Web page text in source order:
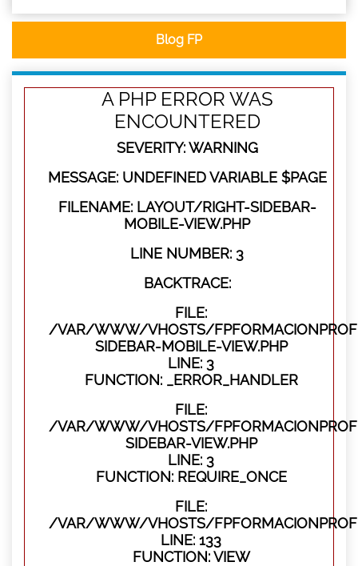
Blog FP
A PHP ERROR WAS
ENCOUNTERED
SEVERITY: WARNING
MESSAGE: UNDEFINED VARIABLE $PAGE
FILENAME: LAYOUT/RIGHT-SIDEBAR-
MOBILE-VIEW.PHP
LINE NUMBER: 3
BACKTRACE:
FILE:
/VAR/WWW/VHOSTS/
SIDEBAR-MOBILE-VIEW.PHP
LINE: 3
FUNCTION: _ERROR_HANDLER
FILE:
/VAR/WWW/VHOSTS/
SIDEBAR-VIEW.PHP
LINE: 3
FUNCTION: REQUIRE_ONCE
FILE:
/VAR/WWW/VHOSTS/
LINE: 133
FUNCTION: VIEW